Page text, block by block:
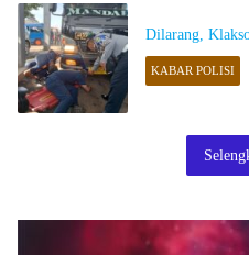
Dilarang,
KABAR POLISI